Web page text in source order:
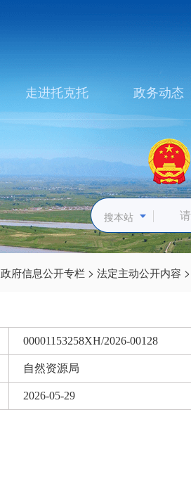
走进托克托 政务动态
搜本站
政府信息公开专栏 > 法定主动公开内容 >
00001153258XH/2026-00128
自然资源局
2026-05-29